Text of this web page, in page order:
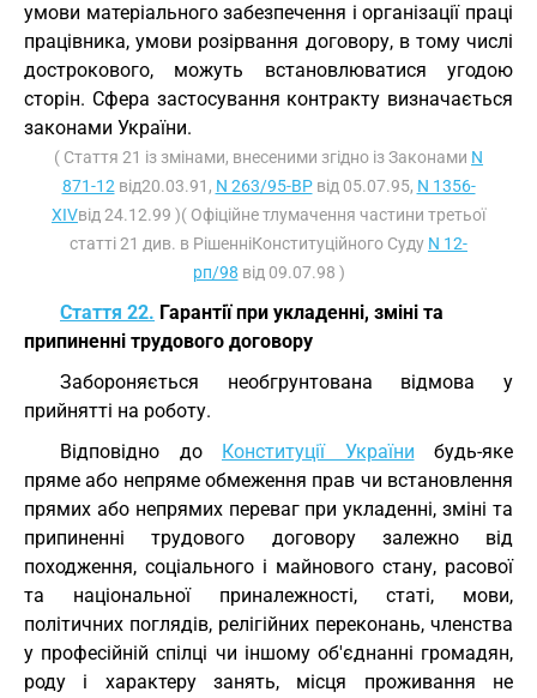
умови матеріального забезпечення і організації праці
працівника, умови розірвання договору, в тому числі
дострокового, можуть встановлюватися угодою
сторін. Сфера застосування контракту визначається
законами України.
( Стаття 21 із змінами, внесеними згідно із Законами N
871-12 від20.03.91, N 263/95-ВРвід 05.07.95, N 1356-
XIVвід 24.12.99 )( Офіційне тлумачення частини третьої
статті 21 див. в РішенніКонституційного Суду N 12-
рп/98 від 09.07.98 )
Стаття 22. Гарантії при укладенні, зміні та
припиненні трудового договору
Забороняється необгрунтована відмова у
прийнятті на роботу.
Відповідно до Конституції України будь-яке
пряме або непряме обмеження прав чи встановлення
прямих або непрямих переваг при укладенні, зміні та
припиненні трудового договору залежно від
походження, соціального і майнового стану, расової
та національної приналежності, статі, мови,
політичних поглядів, релігійних переконань, членства
у професійній спілці чи іншому об'єднанні громадян,
роду і характеру занять, місця проживання не